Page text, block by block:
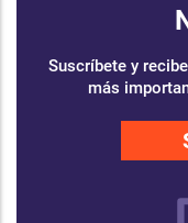
Suscríbete y
más